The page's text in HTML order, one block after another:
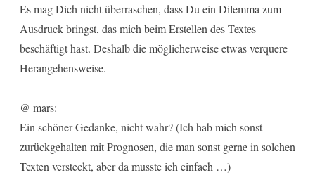
Es mag Dich nicht überraschen, dass Du ein Dilemma zum
Ausdruck bringst, das mich beim Erstellen des Textes
beschäftigt hast. Deshalb die möglicherweise etwas verquere
Herangehensweise.
@ mars:
Ein schöner Gedanke, nicht wahr? (Ich hab mich sonst
zurückgehalten mit Prognosen, die man sonst gerne in solchen
Texten versteckt, aber da musste ich einfach …)